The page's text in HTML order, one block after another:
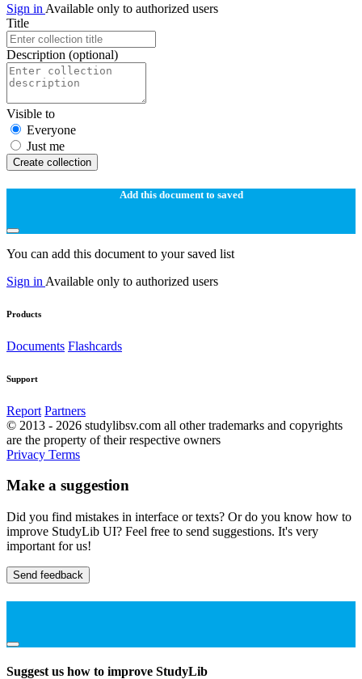
Sign in Available only to authorized users
Title
Description (optional)
Visible to
Everyone
Just me
Create collection
Add this document to saved
You can add this document to your saved list
Sign in Available only to authorized users
Products
Documents Flashcards
Support
Report Partners
© 2013 - 2026 studylibsv.com all other trademarks and copyrights
are the property of their respective owners
Privacy Terms
Make a suggestion
Did you find mistakes in interface or texts? Or do you know how to
improve StudyLib UI? Feel free to send suggestions. It's very
important for us!
Send feedback
Suggest us how to improve StudyLib